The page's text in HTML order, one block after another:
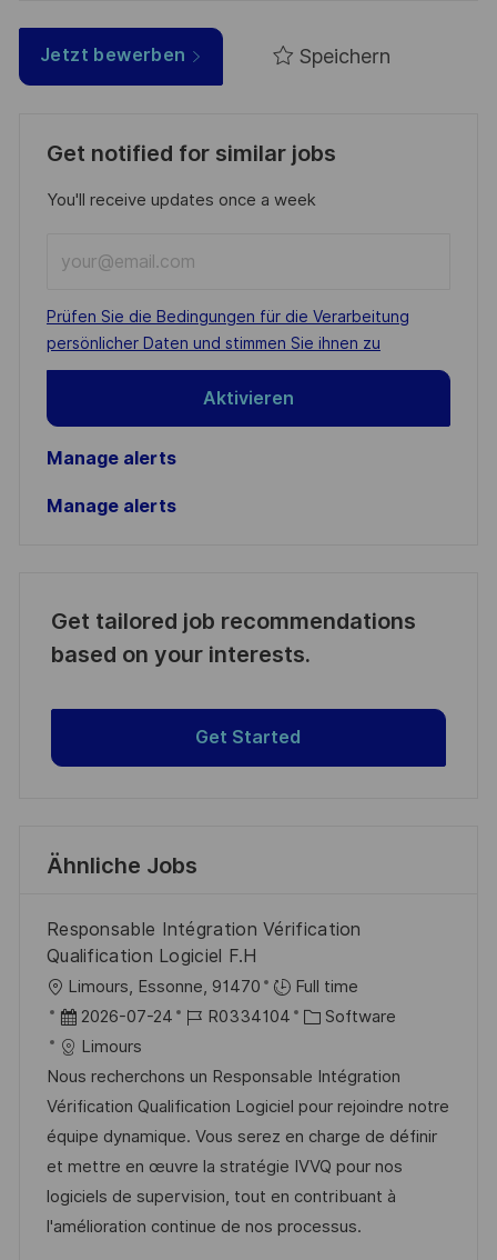
Jetzt bewerben Speichern
Get notified for similar jobs
You'll receive updates once a week
Email
address
(Required)
Required
Prüfen Sie die Bedingungen für die Verarbeitung
persönlicher Daten und stimmen Sie ihnen zu
Aktivieren
Manage alerts
Manage alerts
Get tailored job recommendations
based on your interests.
Get Started
Ähnliche Jobs
Responsable Intégration Vérification
Qualification Logiciel F.H
O
r
t
Limours, Essonne, 91470
Full time
D
a
t
u
m
d
e
r
2026-07-24
J
b
-
I
D
R0334104
K
t
e
g
o
r
i
Software
Limours
Nous recherchons un Responsable Intégration
Vérification Qualification Logiciel pour rejoindre notre
équipe dynamique. Vous serez en charge de définir
et mettre en œuvre la stratégie IVVQ pour nos
logiciels de supervision, tout en contribuant à
l'amélioration continue de nos processus.